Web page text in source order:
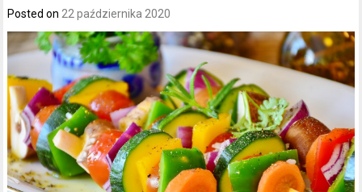
Posted on 22 października 2020